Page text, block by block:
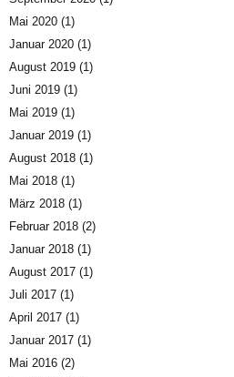
Mai 2020 (1)
Januar 2020 (1)
August 2019 (1)
Juni 2019 (1)
Mai 2019 (1)
Januar 2019 (1)
August 2018 (1)
Mai 2018 (1)
März 2018 (1)
Februar 2018 (2)
Januar 2018 (1)
August 2017 (1)
Juli 2017 (1)
April 2017 (1)
Januar 2017 (1)
Mai 2016 (2)